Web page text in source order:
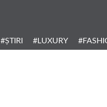
Menu
#ȘTIRI #LUXURY